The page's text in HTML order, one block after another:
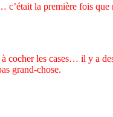
la première fois
cocher les cases… il y a
grand-chose.